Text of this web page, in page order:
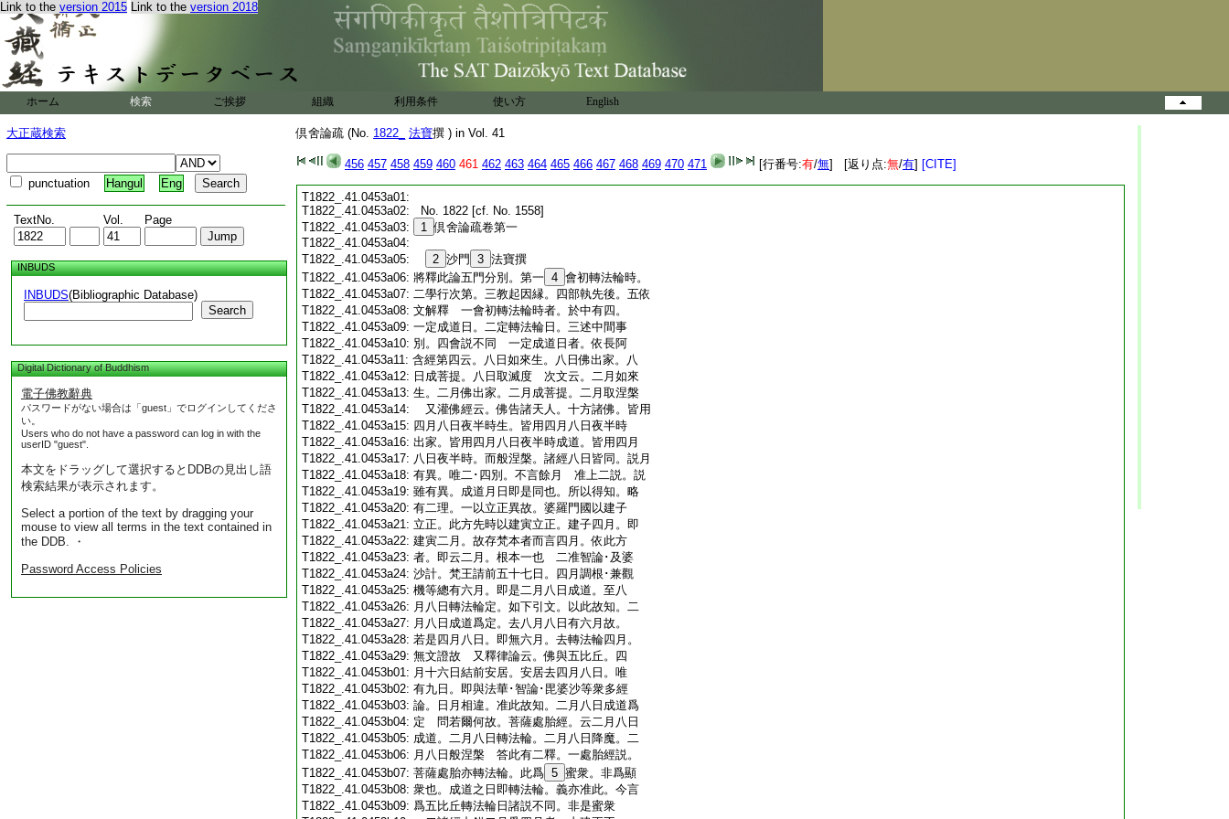
Link to the version 2015 Link to the version 2018
ホーム 検索 ご挨拶 組織 利用条件 使い方 English
大正蔵検索
punctuation Hangul Eng
TextNo. Vol. Page
INBUDS
INBUDS(Bibliographic Database)
Search
Digital Dictionary of Buddhism
電子佛教辭典
パスワードがない場合は「guest」でログインしてくださ
い。
Users who do not have a password can log in with the
userID "guest".
本文をドラッグして選択するとDDBの見出し語
検索結果が表示されます。
Select a portion of the text by dragging your
mouse to view all terms in the text contained in
the DDB. ・
Password Access Policies
倶舍論疏 (No. 1822_ 法寶撰 ) in Vol. 41
456 457 458 459 460 461 462 463 464 465 466 467 468 469 470 471 [行番号:有/無] [返り点:無/有] [CITE]
T1822_.41.0453a01:
T1822_.41.0453a02:
No. 1822 [cf. No. 1558]
T1822_.41.0453a03:
1 倶舍論疏卷第一
T1822_.41.0453a04:
T1822_.41.0453a05:
2 沙門 3 法寶撰
T1822_.41.0453a06: 將釋此論五門分別。第一 4 會初轉法輪時。
T1822_.41.0453a07: 二學行次第。三教起因縁。四部執先後。五依
T1822_.41.0453a08: 文解釋 一會初轉法輪時者。於中有四。
T1822_.41.0453a09: 一定成道日。二定轉法輪日。三述中間事
T1822_.41.0453a10: 別。四會説不同 一定成道日者。依長阿
T1822_.41.0453a11: 含經第四云。八日如來生。八日佛出家。八
T1822_.41.0453a12: 日成菩提。八日取滅度 次文云。二月如來
T1822_.41.0453a13: 生。二月佛出家。二月成菩提。二月取涅槃
T1822_.41.0453a14:
又灌佛經云。佛告諸天人。十方諸佛。皆用
T1822_.41.0453a15: 四月八日夜半時生。皆用四月八日夜半時
T1822_.41.0453a16: 出家。皆用四月八日夜半時成道。皆用四月
T1822_.41.0453a17: 八日夜半時。而般涅槃。諸經八日皆同。説月
T1822_.41.0453a18: 有異。唯二･四別。不言餘月 准上二説。説
T1822_.41.0453a19: 雖有異。成道月日即是同也。所以得知。略
T1822_.41.0453a20: 有二理。一以立正異故。婆羅門國以建子
T1822_.41.0453a21: 立正。此方先時以建寅立正。建子四月。即
T1822_.41.0453a22: 建寅二月。故存梵本者而言四月。依此方
T1822_.41.0453a23: 者。即云二月。根本一也 二准智論･及婆
T1822_.41.0453a24: 沙計。梵王請前五十七日。四月調根･兼觀
T1822_.41.0453a25: 機等總有六月。即是二月八日成道。至八
T1822_.41.0453a26: 月八日轉法輪定。如下引文。以此故知。二
T1822_.41.0453a27: 月八日成道爲定。去八月八日有六月故。
T1822_.41.0453a28: 若是四月八日。即無六月。去轉法輪四月。
T1822_.41.0453a29: 無文證故 又釋律論云。佛與五比丘。四
T1822_.41.0453b01: 月十六日結前安居。安居去四月八日。唯
T1822_.41.0453b02: 有九日。即與法華･智論･毘婆沙等衆多經
T1822_.41.0453b03: 論。日月相違。准此故知。二月八日成道爲
T1822_.41.0453b04: 定 問若爾何故。菩薩處胎經。云二月八日
T1822_.41.0453b05: 成道。二月八日轉法輪。二月八日降魔。二
T1822_.41.0453b06: 月八日般涅槃 答此有二釋。一處胎經説。
T1822_.41.0453b07: 菩薩處胎亦轉法輪。此爲 5 蜜衆。非爲顯
T1822_.41.0453b08: 衆也。成道之日即轉法輪。義亦准此。今言
T1822_.41.0453b09: 爲五比丘轉法輪日諸説不同。非是蜜衆